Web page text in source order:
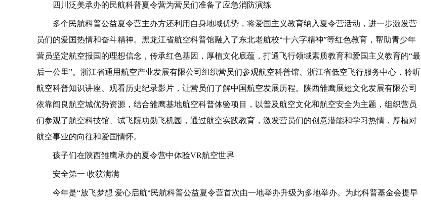
四川泛美承办的民航科普夏令营为营员们准备了应急消防演练
多个民航科普公益夏令营主办方还利用自身地域优势，将爱国主义教育纳入夏令营活动，进一步激发营
员们的爱国热情和奋斗精神。黑龙江省航空科普馆融入了东北老航校“十六字精神”等红色教育，帮助青少年
营员坚定航空报国的理想信念，传承红色基因，厚植文化底蕴，打通飞行领域素质教育和爱国主义教育的“最
后一公里”。浙江省通用航空产业发展有限公司组织营员们参观航空科普馆、浙江省低空飞行服务中心，聆听
航空科普知识讲座、观看历史纪录影片，让营员们了解中国航空发展历程。陕西雏鹰展翅文化发展有限公司
依靠阎良航空城优势资源，结合雏鹰基地航空科普体验项目，以普及航空文化和航空安全为主题，组织营员
们参观了航空科技馆、试飞院功勋飞机园，通过航空实践教育，激发营员们的创意潜能和学习热情，厚植对
航空事业的向往和爱国情怀。
孩子们在陕西雏鹰承办的夏令营中体验VR航空世界
安全第一 收获满满
今年是“放飞梦想 爱心启航“民航科普公益夏令营首次由一地举办升级为多地举办。为此科普基金会提早